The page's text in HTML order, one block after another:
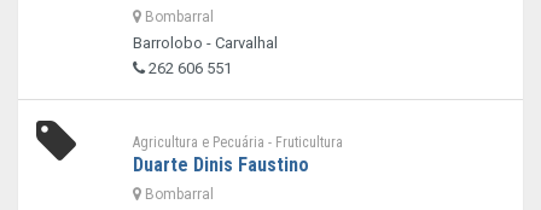
Bombarral
Barrolobo - Carvalhal
262 606 551
Agricultura e Pecuária - Fruticultura
Duarte Dinis Faustino
Bombarral